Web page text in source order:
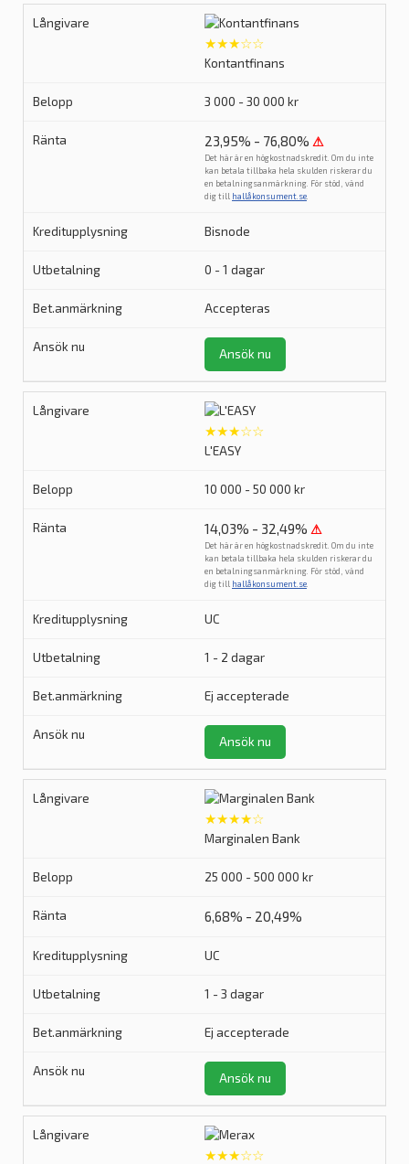
★★★☆☆
Kontantfinans
3 000 - 30 000 kr
23,95% - 76,80% ⚠
Det här är en högkostnadskredit. Om du inte
kan betala tillbaka hela skulden riskerar du
en betalningsanmärkning. För stöd, vänd
dig till hallåkonsument.se
Bisnode
0 - 1 dagar
Accepteras
Ansök nu
★★★☆☆
L'EASY
10 000 - 50 000 kr
14,03% - 32,49% ⚠
Det här är en högkostnadskredit. Om du inte
kan betala tillbaka hela skulden riskerar du
en betalningsanmärkning. För stöd, vänd
dig till hallåkonsument.se
UC
1 - 2 dagar
Ej accepterade
Ansök nu
★★★★☆
Marginalen Bank
25 000 - 500 000 kr
6,68% - 20,49%
UC
1 - 3 dagar
Ej accepterade
Ansök nu
★★★☆☆